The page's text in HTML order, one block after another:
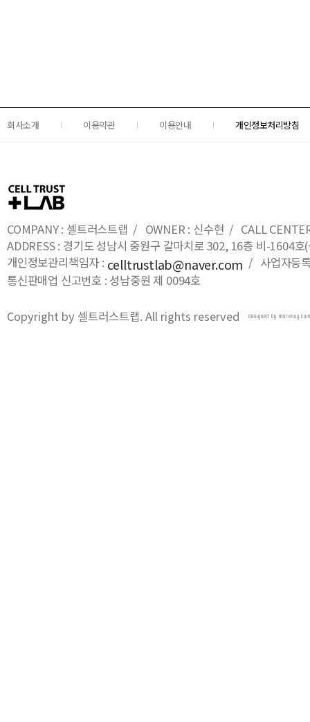
회사소개 이용약관 이용안내 개인정보처리방침
COMPANY : 셀트러스트랩 / OWNER : 신수현 / CALL
ADDRESS : 경기도 성남시 중원구 갈마치로 302, 16층 비-1604
개인정보관리책임자 : celltrustlab@naver.com / 사업자등
통신판매업 신고번호 : 성남중원 제 0094호
Copyright by 셀트러스트랩. All rights reserved